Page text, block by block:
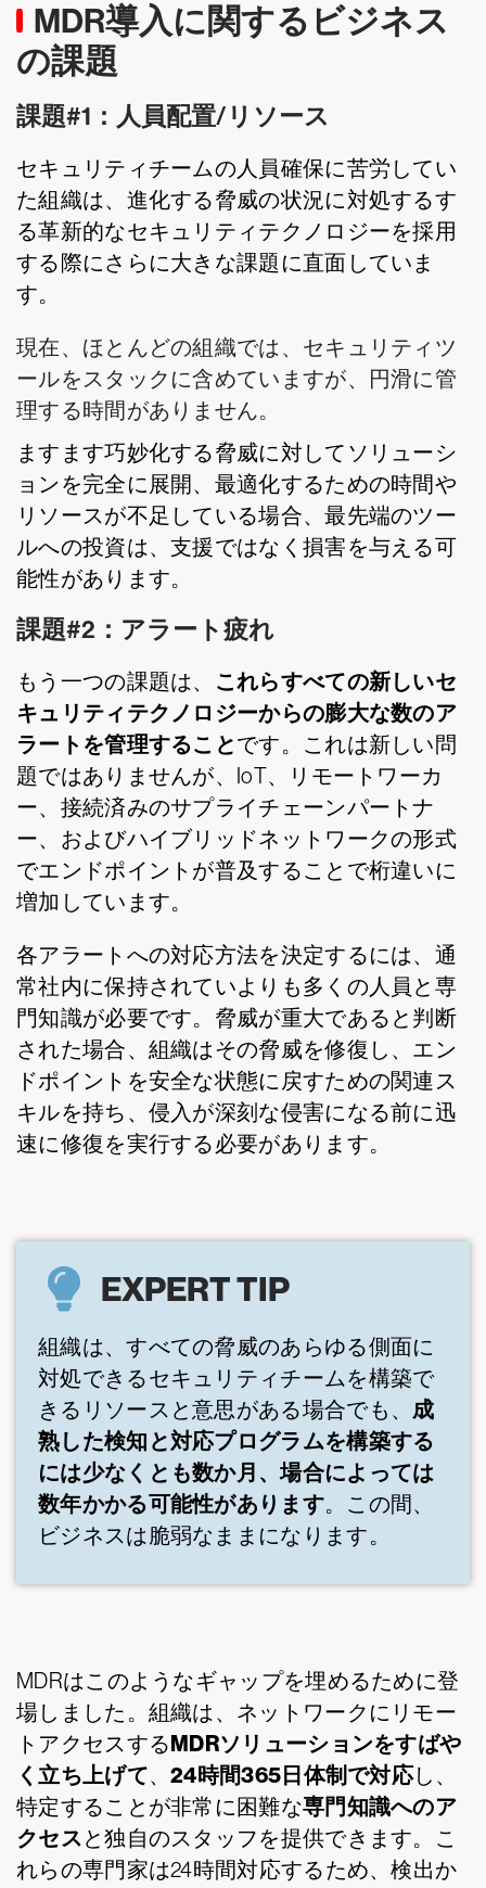
MDR導入に関するビジネス
の課題
課題#1：人員配置/リソース
セキュリティチームの人員確保に苦労してい
た組織は、進化する脅威の状況に対処するす
る革新的なセキュリティテクノロジーを採用
する際にさらに大きな課題に直面していま
す。
現在、ほとんどの組織では、セキュリティツ
ールをスタックに含めていますが、円滑に管
理する時間がありません。
ますます巧妙化する脅威に対してソリューシ
ョンを完全に展開、最適化するための時間や
リソースが不足している場合、最先端のツー
ルへの投資は、支援ではなく損害を与える可
能性があります。
課題#2：アラート疲れ
もう一つの課題は、
これらすべての新しいセ
キュリティテクノロジーからの膨大な数のア
ラートを管理することです。これは新しい問
題ではありませんが、IoT、リモートワーカ
ー、接続済みのサプライチェーンパートナ
ー、およびハイブリッドネットワークの形式
でエンドポイントが普及することで桁違いに
増加しています。
各アラートへの対応方法を決定するには、通
常社内に保持されていよりも多くの人員と専
門知識が必要です。 脅威が重大であると判断
された場合、組織はその脅威を修復し、エン
ドポイントを安全な状態に戻すための関連ス
キルを持ち、侵入が深刻な侵害になる前に迅
速に修復を実行する必要があります。
EXPERT TIP
組織は、すべての脅威のあらゆる側面に
対処できるセキュリティチームを構築で
きるリソースと意思がある場合でも、 成
熟した検知と対応プログラムを構築する
には少なくとも数か月、場合によっては
数年かかる可能性があります。この間、
ビジネスは脆弱なままになります。
MDRはこのようなギャップを埋めるために登
場しました。組織は、ネットワークにリモー
トアクセスするMDRソリューションをすばや
く立ち上げて、24時間365日体制で対応し、
特定することが非常に困難な専門知識へのア
クセスと独自のスタッフを提供できます。こ
れらの専門家は24時間対応するため、検出か